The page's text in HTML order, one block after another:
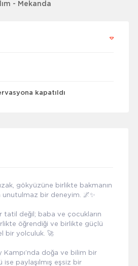
- Mekanda
kapatıldı
gökyüzüne birlikte bakmanın
unutulmaz bir deneyim. 🌌✨
tatil değil; baba ve çocukların
öğrendiği ve birlikte güçlü
bir yolculuk. 🚀
Kampı’nda doğa ve bilim bir
paylaşılmış eşsiz bir